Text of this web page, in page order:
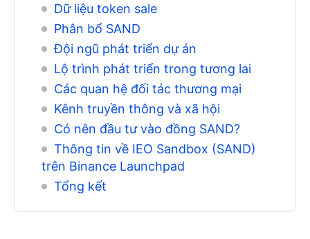
Dữ liệu token sale
Phân bổ SAND
Đội ngũ phát triển dự án
Lộ trình phát triển trong tương lai
Các quan hệ đối tác thương mại
Kênh truyền thông và xã hội
Có nên đầu tư vào đồng SAND?
Thông tin về IEO Sandbox (SAND)
trên Binance Launchpad
Tổng kết